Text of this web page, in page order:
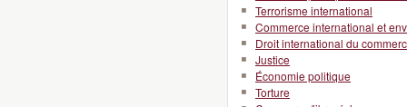
Terrorisme international
Commerce international et
Droit international du
Justice
Économie politique
Torture